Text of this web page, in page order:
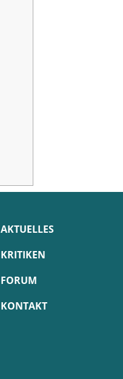
AKTUELLES
KRITIKEN
FORUM
KONTAKT